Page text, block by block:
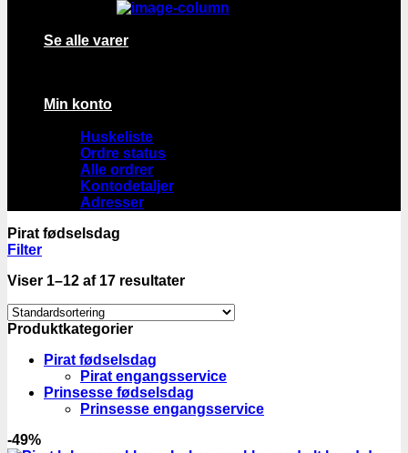
Se alle varer
Min konto
Huskeliste
Ordre status
Alle ordrer
Kontodetaljer
Adresser
Pirat fødselsdag
Filter
Viser 1–12 af 17 resultater
Produktkategorier
Pirat fødselsdag
Pirat engangsservice
Prinsesse fødselsdag
Prinsesse engangsservice
-49%